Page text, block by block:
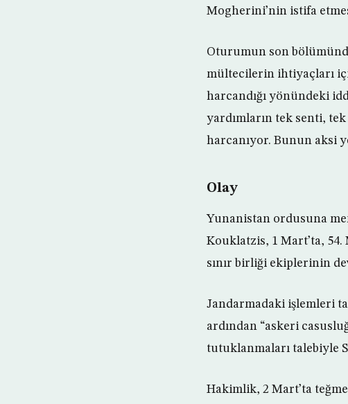
Mogherini’nin istifa
Oturumun son
mültecilerin ihtiyaçları
harcandığı yönündeki
yardımların tek senti,
harcanıyor. Bunun aksi
Olay
Yunanistan ordusuna
Kouklatzis, 1 Mart’ta, 54.
sınır birliği ekiplerinin
Jandarmadaki işlemleri
ardından “askeri
tutuklanmaları talebiyle
Hakimlik, 2 Mart’ta